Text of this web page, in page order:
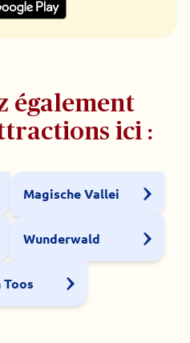
également
ici :
Magische Vallei
Wunderwald
Toos